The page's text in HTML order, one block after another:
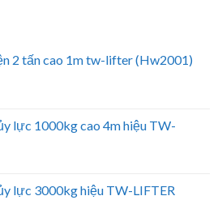
2 tấn cao 1m tw-lifter (Hw2001)
lực 1000kg cao 4m hiệu TW-
lực 3000kg hiệu TW-LIFTER